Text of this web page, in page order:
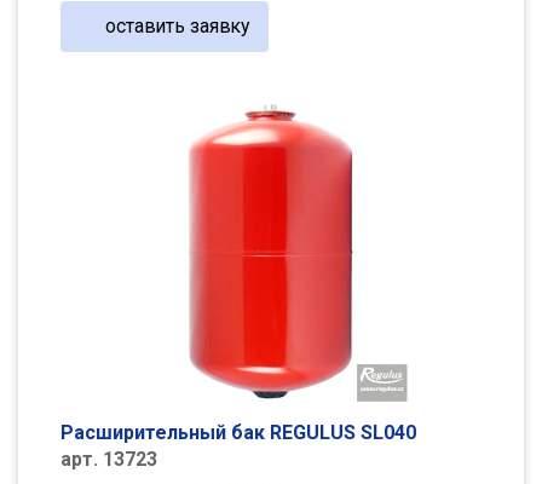
оставить заявку
Расширительный бак REGULUS SL040
арт. 13723